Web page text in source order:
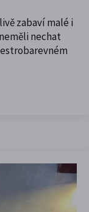
zabaví malé i
nechat